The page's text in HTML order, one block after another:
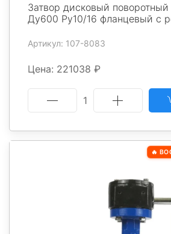
Затвор дисковый поворотный
Ду600 Ру10/16 фланцевый с
Артикул: 107-8083
Цена: 221038 ₽
1
🔥